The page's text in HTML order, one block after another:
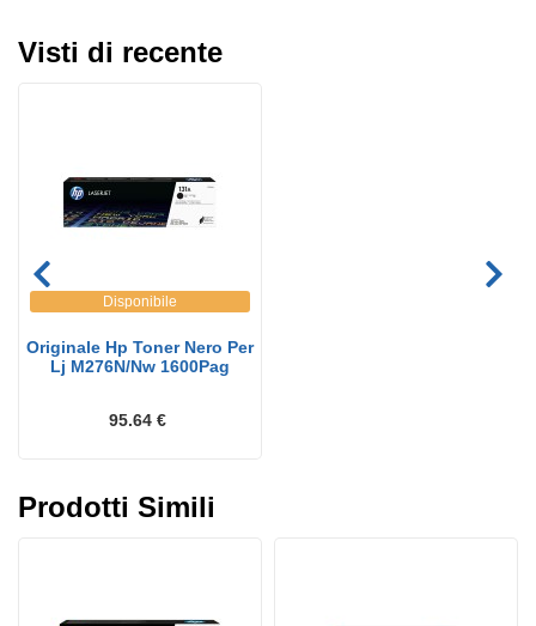
Visti di recente
Disponibile
Originale Hp Toner Nero Per
Lj M276N/Nw 1600Pag
95.64 €
Prodotti Simili